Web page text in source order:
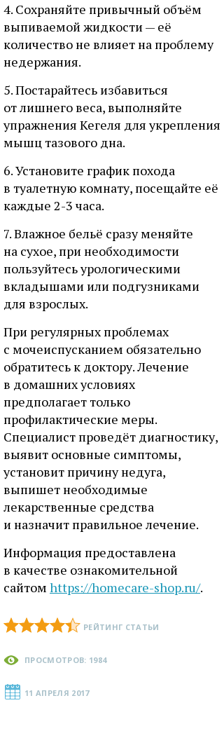
4. Сохраняйте привычный объём
выпиваемой жидкости — её
количество не влияет на проблему
недержания.
5. Постарайтесь избавиться
от лишнего веса, выполняйте
упражнения Кегеля для укрепления
мышц тазового дна.
6. Установите график похода
в туалетную комнату, посещайте её
каждые 2-3 часа.
7. Влажное бельё сразу меняйте
на сухое, при необходимости
пользуйтесь урологическими
вкладышами или подгузниками
для взрослых.
При регулярных проблемах
с мочеиспусканием обязательно
обратитесь к доктору. Лечение
в домашних условиях
предполагает только
профилактические меры.
Специалист проведёт диагностику,
выявит основные симптомы,
установит причину недуга,
выпишет необходимые
лекарственные средства
и назначит правильное лечение.
Информация предоставлена
в качестве ознакомительной
сайтом https://homecare-shop.ru/.
РЕЙТИНГ СТАТЬИ
ПРОСМОТРОВ: 1984
11 АПРЕЛЯ 2017